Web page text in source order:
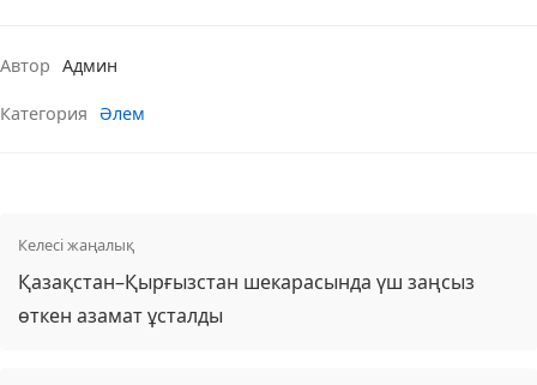
Автор Админ
Категория Әлем
Келесі жаңалық
Қазақстан–Қырғызстан шекарасында үш заңсыз
өткен азамат ұсталды